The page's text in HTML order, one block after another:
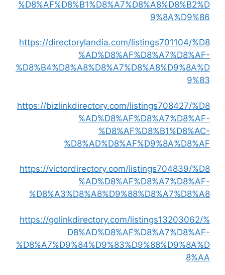
%D8%AF%D8%B1%D8%A7%D8%A8%D8%B2%D
9%8A%D9%86
https://directorylandia.com/listings701104/%D8
%AD%D8%AF%D8%A7%D8%AF-
%D8%B4%D8%A8%D8%A7%D8%A8%D9%8A%D
9%83
https://bizlinkdirectory.com/listings708427/%D8
%AD%D8%AF%D8%A7%D8%AF-
%D8%AF%D8%B1%D8%AC-
%D8%AD%D8%AF%D9%8A%D8%AF
https://victordirectory.com/listings704839/%D8
%AD%D8%AF%D8%A7%D8%AF-
%D8%A3%D8%A8%D9%88%D8%A7%D8%A8
https://golinkdirectory.com/listings13203062/%
D8%AD%D8%AF%D8%A7%D8%AF-
%D8%A7%D9%84%D9%83%D9%88%D9%8A%D
8%AA